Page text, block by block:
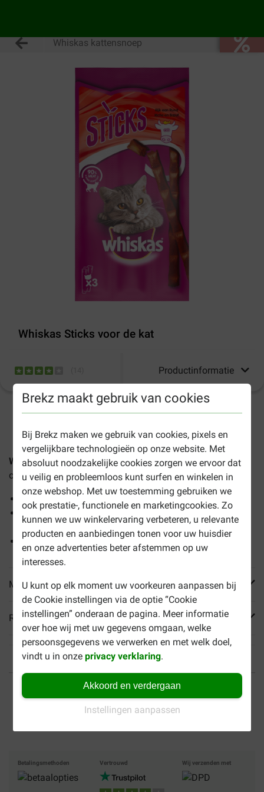
Brekz maakt gebruik van cookies
Bij Brekz maken we gebruik van cookies, pixels en
vergelijkbare technologieën op onze website. Met
absoluut noodzakelijke cookies zorgen we ervoor dat
u veilig en probleemloos kunt surfen en winkelen in
onze webshop. Met uw toestemming gebruiken we
ook prestatie-, functionele en marketingcookies. Zo
kunnen we uw winkelervaring verbeteren, u relevante
producten en aanbiedingen tonen voor uw huisdier
en onze advertenties beter afstemmen op uw
interesses.
U kunt op elk moment uw voorkeuren aanpassen bij
de Cookie instellingen via de optie “Cookie
instellingen” onderaan de pagina. Meer informatie
over hoe wij met uw gegevens omgaan, welke
persoonsgegevens we verwerken en met welk doel,
vindt u in onzeprivacy verklaring.
Akkoord en verdergaan
Instellingen aanpassen
Whiskas kattensnoep
Whiskas Sticks voor de kat
Productinformatie
1-3 werkdagen levertijd, tenzij anders aangegeven
Whiskas Sticks voor de katis het perfecte tussendoortje
om uw kat mee te belonen of verwennen.
Met vitaminen en een hoog vleespercentage
Met handige breekpunten om eenvoudig in kleinere
stukjes te breken
Individueel verpakt voor langere versheid
Meer informatie
Reviews
Tot 40% goedkoper
Gratis bezorging vanaf €
Betalingsmethoden Vertrouwd Wij verzenden met